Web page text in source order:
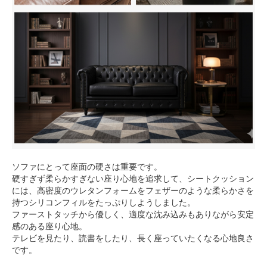
ソファにとって座面の硬さは重要です。
硬すぎず柔らかすぎない座り心地を追求して、シートクッション
には、高密度のウレタンフォームをフェザーのような柔らかさを
持つシリコンフィルをたっぷりしようしました。
ファーストタッチから優しく、適度な沈み込みもありながら安定
感のある座り心地。
テレビを見たり、読書をしたり、長く座っていたくなる心地良さ
です。